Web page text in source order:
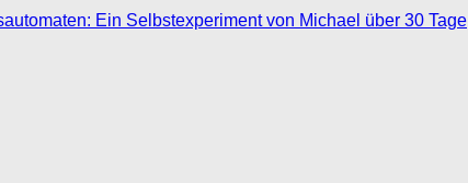
Ein Selbstexperiment von Michael über 30 Tage